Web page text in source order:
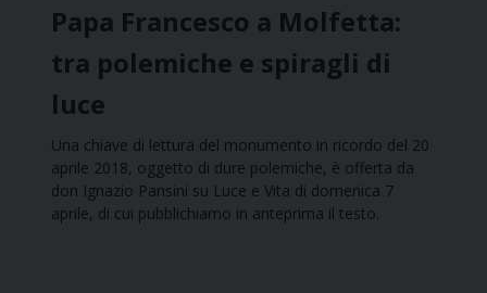
Papa Francesco a Molfetta:
tra polemiche e spiragli di
luce
Una chiave di lettura del monumento in ricordo del 20
aprile 2018, oggetto di dure polemiche, è offerta da
don Ignazio Pansini su Luce e Vita di domenica 7
aprile, di cui pubblichiamo in anteprima il testo.